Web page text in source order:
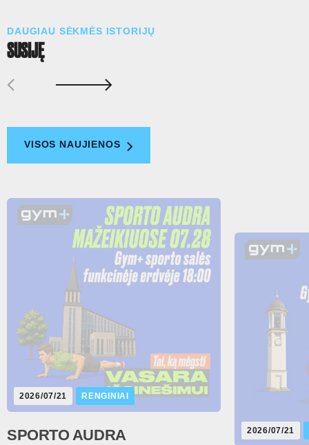
DAUGIAU SĖKMĖS ISTORIJŲ
SUSIJĘ
VISOS NAUJIENOS
2026/07/21 RENGINIAI
SPORTO AUDRA
2026/07/21